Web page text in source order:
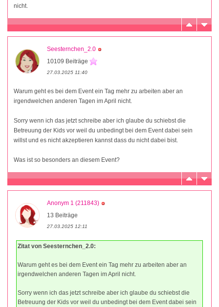
nicht.
Seesternchen_2.0
10109 Beiträge
27.03.2025 11:40
Warum geht es bei dem Event ein Tag mehr zu arbeiten aber an
irgendwelchen anderen Tagen im April nicht.
Sorry wenn ich das jetzt schreibe aber ich glaube du schiebst die
Betreuung der Kids vor weil du unbedingt bei dem Event dabei sein
willst und es nicht akzeptieren kannst dass du nicht dabei bist.
Was ist so besonders an diesem Event?
Anonym 1 (211843)
13 Beiträge
27.03.2025 12:11
Zitat von Seesternchen_2.0:
Warum geht es bei dem Event ein Tag mehr zu arbeiten aber an
irgendwelchen anderen Tagen im April nicht.
Sorry wenn ich das jetzt schreibe aber ich glaube du schiebst die
Betreuung der Kids vor weil du unbedingt bei dem Event dabei sein